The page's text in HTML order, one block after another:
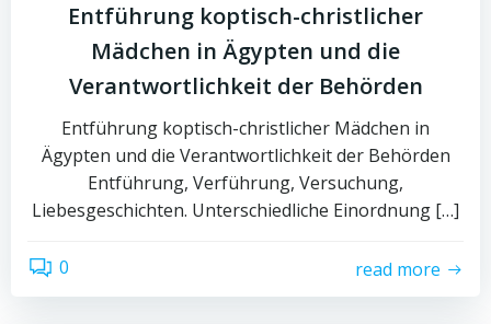
Entführung koptisch-christlicher
Mädchen in Ägypten und die
Verantwortlichkeit der Behörden
Entführung koptisch-christlicher Mädchen in
Ägypten und die Verantwortlichkeit der Behörden
Entführung, Verführung, Versuchung,
Liebesgeschichten. Unterschiedliche Einordnung […]
0 read more